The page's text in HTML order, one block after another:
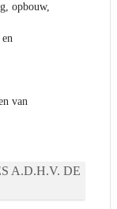
opbouw,
van
A.D.H.V. DE